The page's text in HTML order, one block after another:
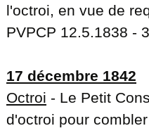
l'octroi, en vue de
PVPCP 12.5.1838 -
17 décembre 1842
Octroi - Le Petit
d'octroi pour